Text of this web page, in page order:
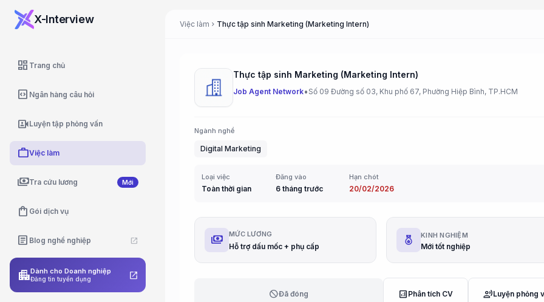
X-Interview
dashboard Trang chủ
code_blocks Ngân hàng câu hỏi
video_camera_frontLuyện tập phỏng vấn
workViệc làm
paymentsTra cứu lương Mới
shopping_bag Gói dịch vụ
article Blog nghề nghiệp open_in_new
apartmentDành cho Doanh nghiệp
Đăng tin tuyển dụng open_in_new
Việc làm chevron_right Thực tập sinh Marketing (Marketing Intern)
Thực tập sinh Marketing (Marketing Intern)
Job Agent Network• Số 09 Đường số 03, Khu phố 67, Phường Hiệp Bình, TP.HCM
Ngành nghề
Digital Marketing
Loại việc
Toàn thời gian
Đăng vào
6 tháng trước
Hạn chót
20/02/2026
payments MỨC LƯƠNG
Hỗ trợ dấu mốc + phụ cấp
KINH NGHIỆM
Mới tốt nghiệp
blockĐã đóng analytics Phân tích CV record_voice_overLuyện phỏng